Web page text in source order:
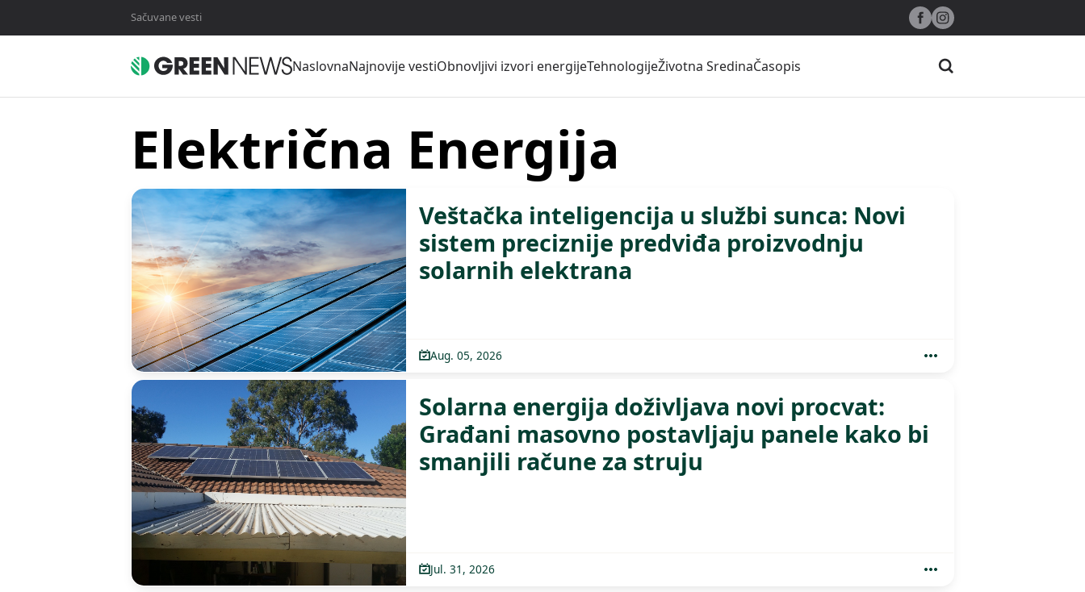
Sačuvane vesti
NaslovnaNajnovije vestiObnovljivi izvori energijeTehnologijeŽivotna SredinaČasopis
Električna Energija
Veštačka inteligencija u službi sunca: Novi
sistem preciznije predviđa proizvodnju
solarnih elektrana
Aug. 05, 2026
Solarna energija doživljava novi procvat:
Građani masovno postavljaju panele kako bi
smanjili račune za struju
Jul. 31, 2026